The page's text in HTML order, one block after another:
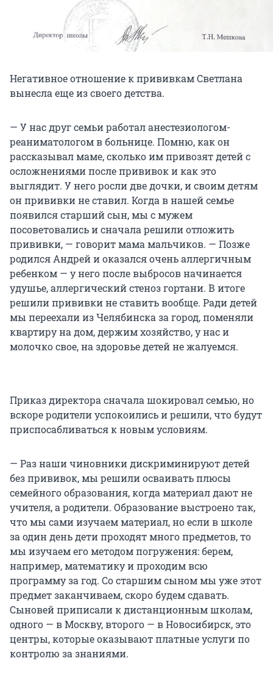
Негативное отношение к прививкам Светлана
вынесла еще из своего детства.
— У нас друг семьи работал анестезиологом-
реаниматологом в больнице. Помню, как он
рассказывал маме, сколько им привозят детей с
осложнениями после прививок и как это
выглядит. У него росли две дочки, и своим детям
он прививки не ставил. Когда в нашей семье
появился старший сын, мы с мужем
посоветовались и сначала решили отложить
прививки, — говорит мама мальчиков. — Позже
родился Андрей и оказался очень аллергичным
ребенком — у него после выбросов начинается
удушье, аллергический стеноз гортани. В итоге
решили прививки не ставить вообще. Ради детей
мы переехали из Челябинска за город, поменяли
квартиру на дом, держим хозяйство, у нас и
молочко свое, на здоровье детей не жалуемся.
Приказ директора сначала шокировал семью, но
вскоре родители успокоились и решили, что будут
приспосабливаться к новым условиям.
— Раз наши чиновники дискриминируют детей
без прививок, мы решили осваивать плюсы
семейного образования, когда материал дают не
учителя, а родители. Образование выстроено так,
что мы сами изучаем материал, но если в школе
за один день дети проходят много предметов, то
мы изучаем его методом погружения: берем,
например, математику и проходим всю
программу за год. Со старшим сыном мы уже этот
предмет заканчиваем, скоро будем сдавать.
Сыновей приписали к дистанционным школам,
одного — в Москву, второго — в Новосибирск, это
центры, которые оказывают платные услуги по
контролю за знаниями.